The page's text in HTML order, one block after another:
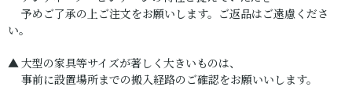
予めご了承の上ご注文をお願いします。ご返品はご遠慮くださ
い。
▲ 大型の家具等サイズが著しく大きいものは、
事前に設置場所までの搬入経路のご確認をお願いいします。